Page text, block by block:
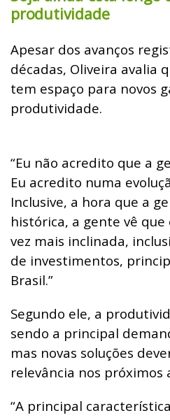
produtividade
Apesar dos avanços
décadas, Oliveira avalia
tem espaço para novos
produtividade.
“Eu não acredito que a
Eu acredito numa
Inclusive, a hora que a
histórica, a gente vê que
vez mais inclinada,
de investimentos,
Brasil.”
Segundo ele, a
sendo a principal
mas novas soluções
relevância nos próximos
“A principal